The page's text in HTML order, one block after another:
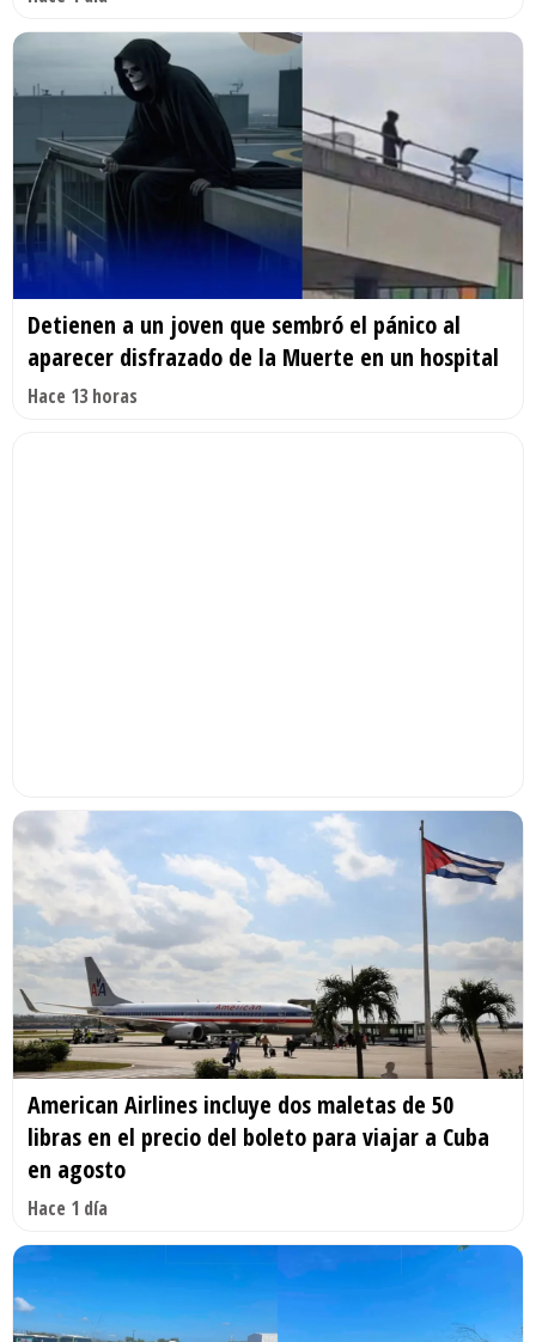
Detienen a un joven que sembró el pánico al
aparecer disfrazado de la Muerte en un hospital
Hace 13 horas
American Airlines incluye dos maletas de 50
libras en el precio del boleto para viajar a Cuba
en agosto
Hace 1 día